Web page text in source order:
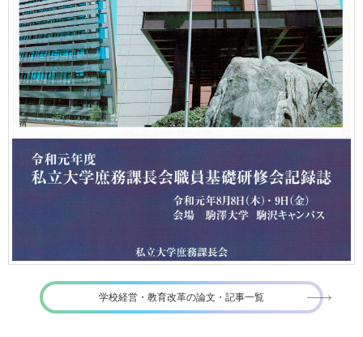
学校経営・教育改革の論文・記事一覧